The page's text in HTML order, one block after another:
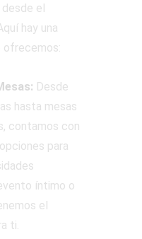
el
hay una
ofrecemos:
Desde
hasta mesas
contamos con
para
íntimo o
el
ti.